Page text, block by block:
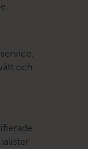
och